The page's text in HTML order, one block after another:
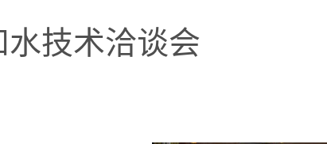
技术洽谈会